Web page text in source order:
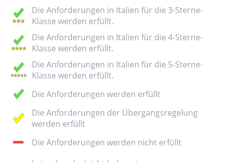
Die Anforderungen in Italien für die 3-Sterne-
Klasse werden erfüllt.
Die Anforderungen in Italien für die 4-Sterne-
Klasse werden erfüllt.
Die Anforderungen in Italien für die 5-Sterne-
Klasse werden erfüllt.
Die Anforderungen werden erfüllt
Die Anforderungen der Übergangsregelung
werden erfüllt
Die Anforderungen werden nicht erfüllt